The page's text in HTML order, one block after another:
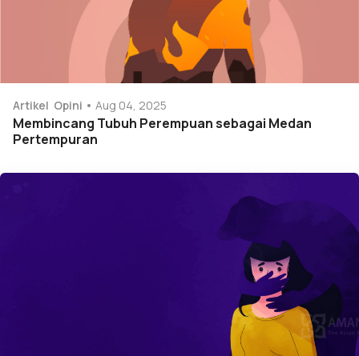
Artikel Opini Aug 04, 2025
Membincang Tubuh Perempuan sebagai Medan
Pertempuran